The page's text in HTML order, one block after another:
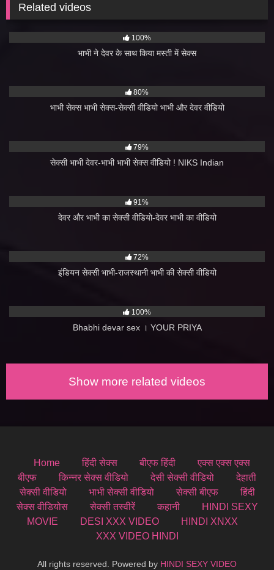
Related videos
100%
भाभी ने देवर के साथ किया मस्ती में सेक्स
80%
भाभी सेक्स भाभी सेक्स-सेक्सी वीडियो भाभी और देवर वीडियो
79%
सेक्सी भाभी देवर-भाभी भाभी सेक्स वीडियो ! NIKS Indian
91%
देवर और भाभी का सेक्सी वीडियो-देवर भाभी का वीडियो
72%
इंडियन सेक्सी भाभी-राजस्थानी भाभी की सेक्सी वीडियो
100%
Bhabhi devar sex । YOUR PRIYA
Show more related videos
Home हिंदी सेक्स बीएफ हिंदी
एक्स एक्स एक्स
बीएफ
किन्नर सेक्स वीडियो देसी सेक्सी वीडियो
देहाती
सेक्सी वीडियो
भाभी सेक्सी वीडियो सेक्सी बीएफ
हिंदी
सेक्स वीडियोस
सेक्सी तस्वीरें कहानी
HINDI SEXY
MOVIE
DESI XXX VIDEO
HINDI XNXX
XXX VIDEO HINDI
All rights reserved. Powered by HINDI SEXY VIDEO